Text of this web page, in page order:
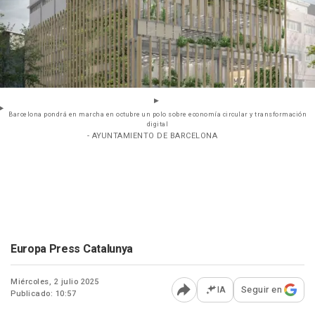
Barcelona pondrá en marcha en octubre un polo sobre economía circular y transformación
digital
- AYUNTAMIENTO DE BARCELONA
Europa Press Catalunya
Miércoles, 2 julio 2025
Publicado: 10:57
Abrir opciones para
IA Seguir en